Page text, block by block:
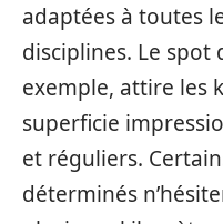
adaptées à toutes
disciplines. Le spot
exemple, attire les
superficie
et réguliers.
déterminés